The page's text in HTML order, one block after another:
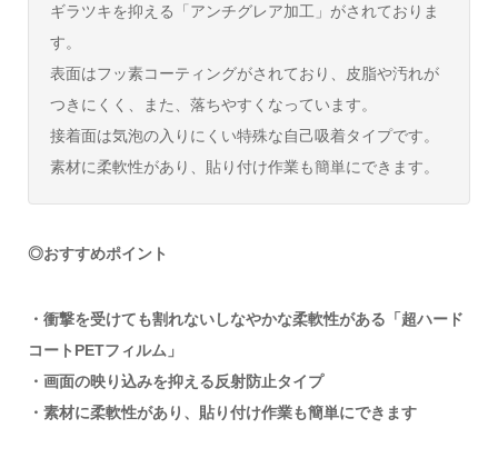
ギラツキを抑える「アンチグレア加工」がされておりま
す。
表面はフッ素コーティングがされており、皮脂や汚れが
つきにくく、また、落ちやすくなっています。
接着面は気泡の入りにくい特殊な自己吸着タイプです。
素材に柔軟性があり、貼り付け作業も簡単にできます。
◎おすすめポイント
・衝撃を受けても割れないしなやかな柔軟性がある「超ハード
コートPETフィルム」
・画面の映り込みを抑える反射防止タイプ
・素材に柔軟性があり、貼り付け作業も簡単にできます